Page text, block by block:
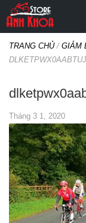
TRANG CHỦ/ GIẢM
DLKETPWX0AABTUJ
Tháng 3 1, 2020